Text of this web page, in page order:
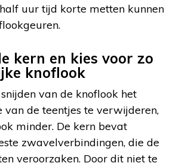
uur tijd korte metten kunnen
kern en kies voor zo
knoflook
van de knoflook het
van de teentjes te verwijderen,
minder. De kern bevat
zwavelverbindingen, die de
veroorzaken. Door dit niet te